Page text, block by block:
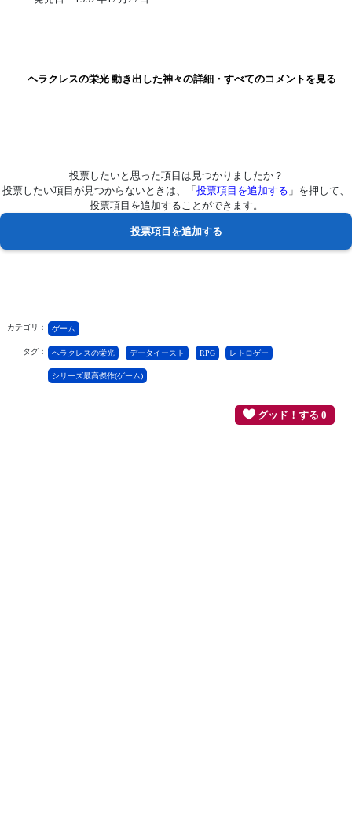
ヘラクレスの栄光 動き出した神々の詳細・すべてのコメントを見る
投票したいと思った項目は見つかりましたか？
投票したい項目が見つからないときは、「 投票項目を追加する 」を押して、
投票項目を追加することができます。
カテゴリ： ゲーム
タグ： ヘラクレスの栄光 データイースト RPG レトロゲー
シリーズ最高傑作(ゲーム)
グッド！する 0